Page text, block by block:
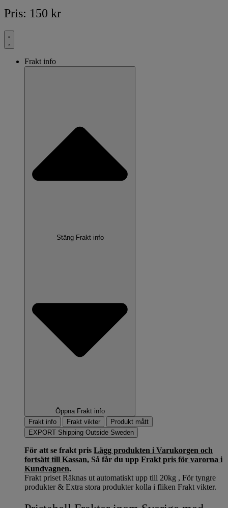
Pris: 150 kr
Frakt info
Stäng Frakt info
Öppna Frakt info
Frakt info
Frakt vikter
Produkt mått
EXPORT Shipping Outside Sweden
För att se frakt pris Lägg produkten i Varukorgen och
fortsätt till Kassan, Så får du upp Frakt pris för varorna i
Kundvagnen.
Frakt priset Räknas ut automatiskt upp till 20kg , För tyngre
produkter & Extra stora produkter kolla i fliken Frakt vikter.